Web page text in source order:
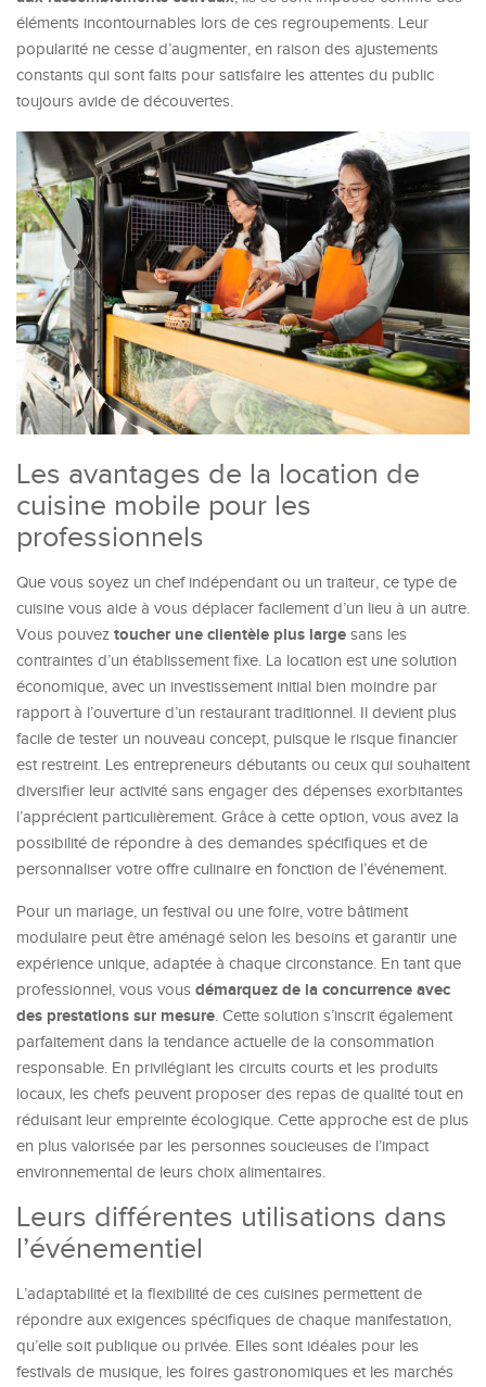
éléments incontournables lors de ces regroupements. Leur
popularité ne cesse d’augmenter, en raison des ajustements
constants qui sont faits pour satisfaire les attentes du public
toujours avide de découvertes.
Les avantages de la location de
cuisine mobile pour les
professionnels
Que vous soyez un chef indépendant ou un traiteur, ce type de
cuisine vous aide à vous déplacer facilement d’un lieu à un autre.
Vous pouvez toucher une clientèle plus large sans les
contraintes d’un établissement fixe. La location est une solution
économique, avec un investissement initial bien moindre par
rapport à l’ouverture d’un restaurant traditionnel. Il devient plus
facile de tester un nouveau concept, puisque le risque financier
est restreint. Les entrepreneurs débutants ou ceux qui souhaitent
diversifier leur activité sans engager des dépenses exorbitantes
l’apprécient particulièrement. Grâce à cette option, vous avez la
possibilité de répondre à des demandes spécifiques et de
personnaliser votre offre culinaire en fonction de l’événement.
Pour un mariage, un festival ou une foire, votre bâtiment
modulaire peut être aménagé selon les besoins et garantir une
expérience unique, adaptée à chaque circonstance. En tant que
professionnel, vous vous démarquez de la concurrence avec
des prestations sur mesure. Cette solution s’inscrit également
parfaitement dans la tendance actuelle de la consommation
responsable. En privilégiant les circuits courts et les produits
locaux, les chefs peuvent proposer des repas de qualité tout en
réduisant leur empreinte écologique. Cette approche est de plus
en plus valorisée par les personnes soucieuses de l’impact
environnemental de leurs choix alimentaires.
Leurs différentes utilisations dans
l’événementiel
L’adaptabilité et la flexibilité de ces cuisines permettent de
répondre aux exigences spécifiques de chaque manifestation,
qu’elle soit publique ou privée. Elles sont idéales pour les
festivals de musique, les foires gastronomiques et les marchés